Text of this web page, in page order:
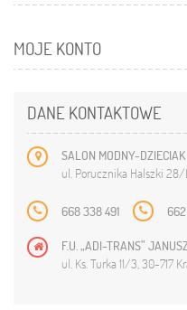
MOJE KONTO
DANE KONTAKTOWE
SALON MODNY-DZIECIAK
ul. Porucznika Halszki 28/
668 338 491
F.U. „ADI-TRANS”
ul. Ks. Turka 11/3, 30-717